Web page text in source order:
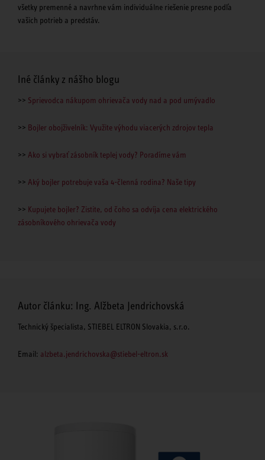
všetky premenné a navrhne vám individuálne riešenie presne podľa
vašich potrieb a predstáv.
Iné články z nášho blogu
>> Sprievodca nákupom ohrievača vody nad a pod umývadlo
>> Bojler obojživelník: Využite výhodu viacerých zdrojov tepla
>> Ako si vybrať zásobník teplej vody? Poradíme vám
>> Aký bojler potrebuje vaša 4-členná rodina? Naše tipy
>> Kupujete bojler? Zistite, od čoho sa odvíja cena elektrického
zásobníkového ohrievača vody
Autor článku: Ing. Alžbeta Jendrichovská
Technický špecialista, STIEBEL ELTRON Slovakia, s.r.o.
Email: alzbeta.jendrichovska@stiebel-eltron.sk